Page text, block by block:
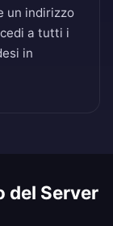
un indirizzo
a tutti i
in
del Server